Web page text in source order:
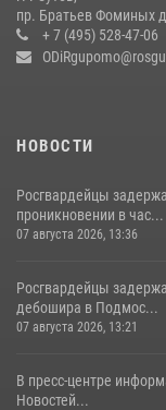
препятствий со
14 июля 2026, 15:13
пр. Братьев Фоминых
+ 7 (495) 528-47-06
НОВОСТИ
Росгвардейцы
проникновении в час...
07 августа 2026, 13:36
Росгвардейцы
дебошира в Подмос...
07 августа 2026, 13:21
В пресс-центре
Новостей...